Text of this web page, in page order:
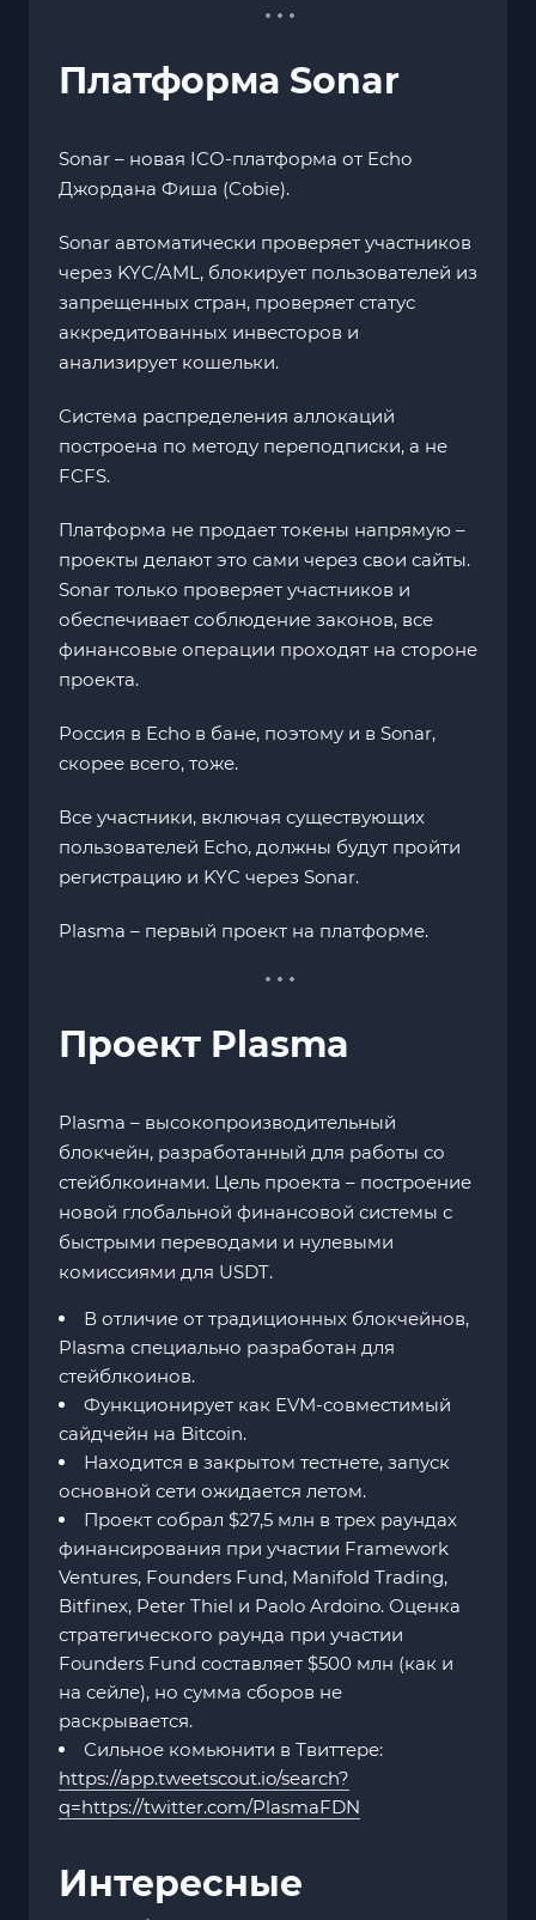
Платформа Sonar
Sonar – новая ICO-платформа от Echo
Джордана Фиша (Cobie).
Sonar автоматически проверяет участников
через KYC/AML, блокирует пользователей из
запрещенных стран, проверяет статус
аккредитованных инвесторов и
анализирует кошельки.
Система распределения аллокаций
построена по методу переподписки, а не
FCFS.
Платформа не продает токены напрямую –
проекты делают это сами через свои сайты.
Sonar только проверяет участников и
обеспечивает соблюдение законов, все
финансовые операции проходят на стороне
проекта.
Россия в Echo в бане, поэтому и в Sonar,
скорее всего, тоже.
Все участники, включая существующих
пользователей Echo, должны будут пройти
регистрацию и KYC через Sonar.
Plasma – первый проект на платформе.
Проект Plasma
Plasma – высокопроизводительный
блокчейн, разработанный для работы со
стейблкоинами. Цель проекта – построение
новой глобальной финансовой системы с
быстрыми переводами и нулевыми
комиссиями для USDT.
В отличие от традиционных блокчейнов,
Plasma специально разработан для
стейблкоинов.
Функционирует как EVM-совместимый
сайдчейн на Bitcoin.
Находится в закрытом тестнете, запуск
основной сети ожидается летом.
Проект собрал $27,5 млн в трех раундах
финансирования при участии Framework
Ventures, Founders Fund, Manifold Trading,
Bitfinex, Peter Thiel и Paolo Ardoino. Оценка
стратегического раунда при участии
Founders Fund составляет $500 млн (как и
на сейле), но сумма сборов не
раскрывается.
Сильное комьюнити в Твиттере:
https://app.tweetscout.io/search?
q=https://twitter.com/PlasmaFDN
Интересные